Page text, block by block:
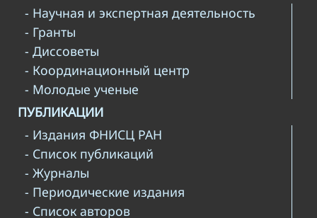
- Научная и экспертная деятельность
- Гранты
- Диссоветы
- Координационный центр
- Молодые ученые
ПУБЛИКАЦИИ
- Издания ФНИСЦ РАН
- Список публикаций
- Журналы
- Периодические издания
- Список авторов